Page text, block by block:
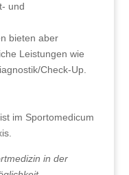
und
bieten aber
Leistungen wie
Check-Up.
im Sportomedicum
in der